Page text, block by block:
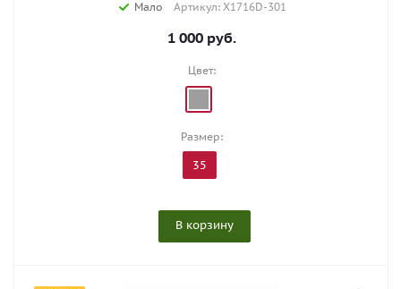
Мало Артикул: X1716D-301
1 000руб.
Цвет:
Размер:
35
В корзину